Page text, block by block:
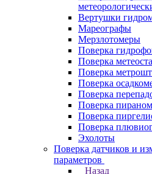
Вертушки
Мареографы
Мерзлотомеры
Поверка
Поверка
Поверка
Поверка
Поверка
Поверка
Поверка
Поверка
Эхолоты
Поверка датчиков и
параметров
Назад